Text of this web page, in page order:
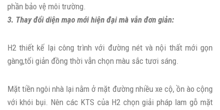
phần bảo vệ môi trường.
3. Thay đổi diện mạo mới hiện đại mà vẫn đơn giản:
H2 thiết kế lại công trình với đường nét và nội thất mới gọn
gàng,tối giản đồng thời vẫn chọn màu sắc tươi sáng.
Mặt tiền ngôi nhà lại nằm ở mặt đường nhiều xe cộ, ồn ào cộng
với khói bụi. Nên các KTS của H2 chọn giải pháp lam gỗ mặt